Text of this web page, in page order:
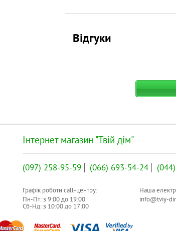
Відгуки
Інтернет магазин "Твій дім"
(097) 258-95-59 (066) 693-54-24 (044)
Графік роботи call-центру:
Пн-Пт: з 9:00до 19:00
Сб-Нд: з 10:00до 17:00
Наша
info@tviy-